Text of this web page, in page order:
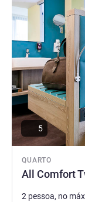
QUARTO
All Comfort
5
2 pessoa, no